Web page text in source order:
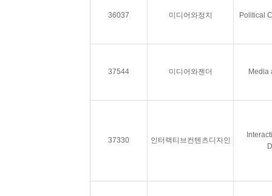
36037 미디어와정치 Political
37544 미디어와젠더 Media
37330 인터랙티브컨텐츠디자인